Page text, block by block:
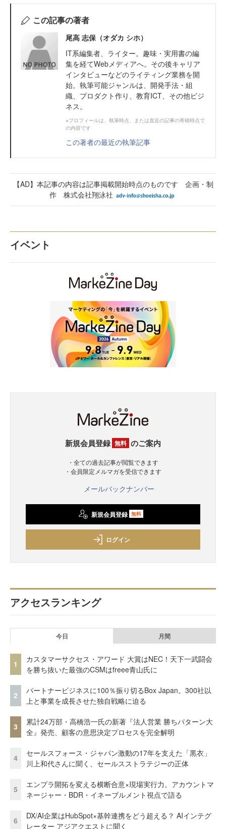
この記事の著者
尾高 志保（オダカ シホ）
IT系編集者、ライター。趣味・実用書の編
集を経てWebメディアへ。その後キャリア
インタビューなどのライティング業務を開
始。執筆可能ジャンルは、開発手法・組
織、プロダクト作り、教育ICT、その他ビジ
ネス。
※プロフィールは、執筆時点、または直近の記事の寄稿時点で
の内容です
この著者の最近の執筆記事
【AD】本記事の内容は記事掲載開始時点のものです 企画・制
作 株式会社翔泳社
イベント
新規会員登録 無料 のご案内
・全ての過去記事が閲覧できます
・会員限定メルマガを受信できます
メールバックナンバー
新規会員登録 無料
ログイン
アクセスランキング
今日 月間
1
カスタマーサクセス・アワード 大賞はNEC！天下一武闘会
を勝ち抜いた最強のCSMはfreee青山氏に
2
パートナービジネスに100％振り切るBox Japan。300社以
上と事業を成長させた独自戦略に迫る
3
累計24万部・高橋浩一氏の新著『法人営業 勝ちパターン大
全』発売、顧客の意思決定プロセスを完全解明
4
セールスフォース・ジャパン激動の17年を支えた「黒衣」
川上和代さんに聞く、セールスストラテジーの正体
5
エンプラ開拓を変える横断合意×現場実行力。アカウントマ
ネージャー・BDR・イネーブルメント視点で語る
6
DX/AI企業はHubSpot×基幹連携をどう超える？ AIインテグ
レーター アジアクエストに聞く